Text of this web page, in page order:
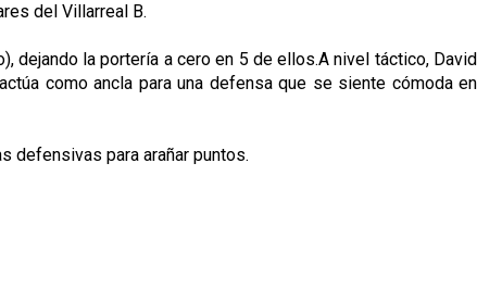
del Villarreal B.
dejando la portería a cero en 5 de ellos.A nivel táctico, David
como ancla para una defensa que se siente cómoda en
defensivas para arañar puntos.